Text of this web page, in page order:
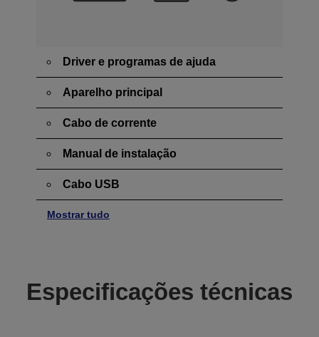
Driver e programas de ajuda
Aparelho principal
Cabo de corrente
Manual de instalação
Cabo USB
Mostrar tudo
Especificações técnicas